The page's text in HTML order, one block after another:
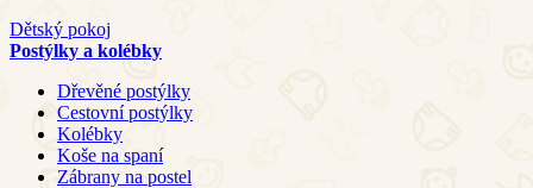
Dětský pokoj
Postýlky a kolébky
Dřevěné postýlky
Cestovní postýlky
Kolébky
Koše na spaní
Zábrany na postel